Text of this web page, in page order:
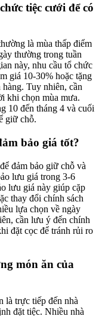
tiệc cưới để có
là mùa thấp điểm
thường trong tuần
này, nhu cầu tổ chức
giá 10-30% hoặc tặng
Tuy nhiên, cần
khi chọn mùa mưa.
10 đến tháng 4 và cuối
giữ chỗ.
bảo giá tốt?
đảm bảo giữ chỗ và
lưu giá trong 3-6
lưu giá này giúp cặp
thay đổi chính sách
lựa chọn về ngày
cần lưu ý đến chính
đặt cọc để tránh rủi ro
món ăn của
là trực tiếp đến nhà
đặt tiệc. Nhiều nhà